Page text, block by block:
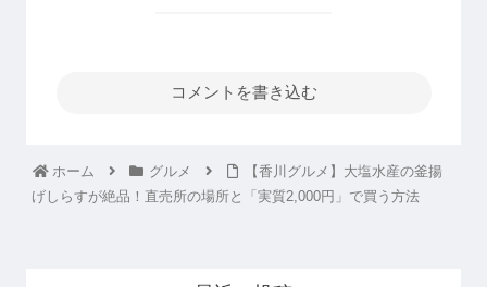
コメントを書き込む
ホーム グルメ
【香川グルメ】大塩水産の釜揚
げしらすが絶品！直売所の場所と「実質2,000円」で買う方法